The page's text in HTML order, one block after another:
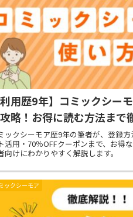
利用歴9年】コミックシー
略！お得に読む方法まで
ックシーモア歴9年の筆者が、登録
活用・70％OFFクーポンまで、お得
向けにわかりやすく解説します。
ックシーモア